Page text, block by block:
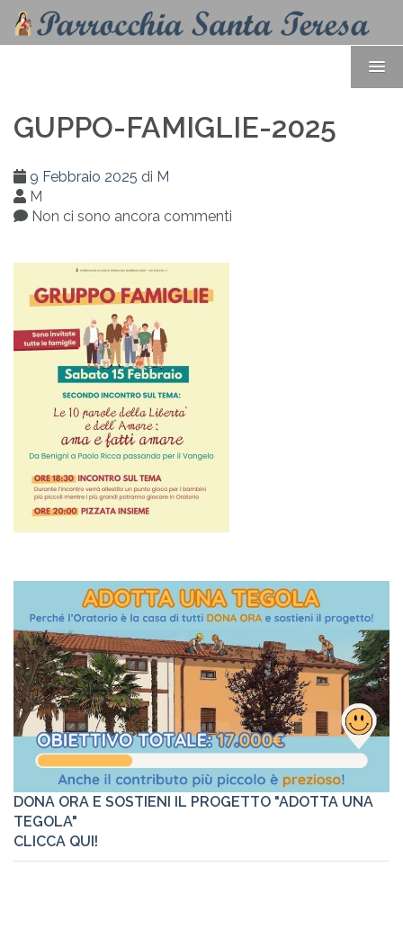
GUPPO-FAMIGLIE-2025
9 Febbraio 2025 di M
M
Non ci sono ancora commenti
DONA ORA E SOSTIENI IL PROGETTO "ADOTTA UNA
TEGOLA"
CLICCA QUI!